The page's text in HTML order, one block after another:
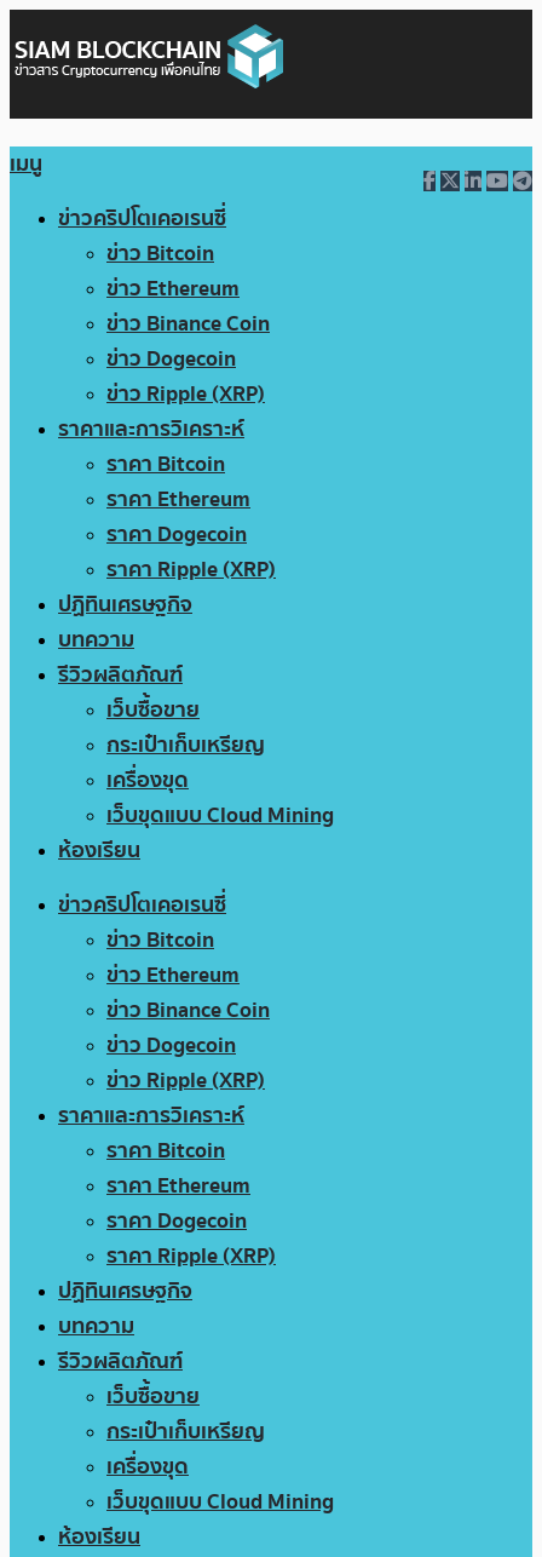
เมนู
ข่าวคริปโตเคอเรนซี่
ข่าว Bitcoin
ข่าว Ethereum
ข่าว Binance Coin
ข่าว Dogecoin
ข่าว Ripple (XRP)
ราคาและการวิเคราะห์
ราคา Bitcoin
ราคา Ethereum
ราคา Dogecoin
ราคา Ripple (XRP)
ปฏิทินเศรษฐกิจ
บทความ
รีวิวผลิตภัณฑ์
เว็บซื้อขาย
กระเป๋าเก็บเหรียญ
เครื่องขุด
เว็บขุดแบบ Cloud Mining
ห้องเรียน
ข่าวคริปโตเคอเรนซี่
ข่าว Bitcoin
ข่าว Ethereum
ข่าว Binance Coin
ข่าว Dogecoin
ข่าว Ripple (XRP)
ราคาและการวิเคราะห์
ราคา Bitcoin
ราคา Ethereum
ราคา Dogecoin
ราคา Ripple (XRP)
ปฏิทินเศรษฐกิจ
บทความ
รีวิวผลิตภัณฑ์
เว็บซื้อขาย
กระเป๋าเก็บเหรียญ
เครื่องขุด
เว็บขุดแบบ Cloud Mining
ห้องเรียน